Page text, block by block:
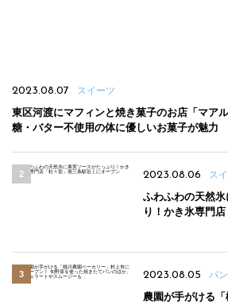
2023.08.07 スイーツ
東区河渡にマフィンと焼き菓子のお店「マア
糖・バター不使用の体に優しいお菓子が魅力
2023.08.06 ス
ふわふわの天然
り！かき氷専門
2023.08.05 パン
農園が手がける